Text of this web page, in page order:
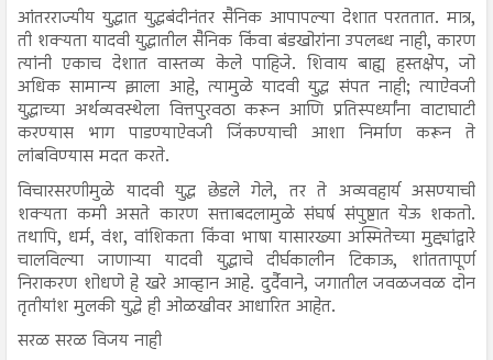
आंतरराज्यीय युद्धात युद्धबंदीनंतर सैनिक आपापल्या देशात परततात. मात्र,
ती शक्यता यादवी युद्धातील सैनिक किंवा बंडखोरांना उपलब्ध नाही, कारण
त्यांनी एकाच देशात वास्तव्य केले पाहिजे. शिवाय बाह्य हस्तक्षेप, जो
अधिक सामान्य झाला आहे, त्यामुळे यादवी युद्ध संपत नाही; त्याऐवजी
युद्धाच्या अर्थव्यवस्थेला वित्तपुरवठा करून आणि प्रतिस्पर्ध्यांना वाटाघाटी
करण्यास भाग पाडण्याऐवजी जिंकण्याची आशा निर्माण करून ते
लांबविण्यास मदत करते.
विचारसरणीमुळे यादवी युद्ध छेडले गेले, तर ते अव्यवहार्य असण्याची
शक्यता कमी असते कारण सत्ताबदलामुळे संघर्ष संपुष्टात येऊ शकतो.
तथापि, धर्म, वंश, वांशिकता किंवा भाषा यासारख्या अस्मितेच्या मुद्द्यांद्वारे
चालविल्या जाणाऱ्या यादवी युद्धाचे दीर्घकालीन टिकाऊ, शांततापूर्ण
निराकरण शोधणे हे खरे आव्हान आहे. दुर्दैवाने, जगातील जवळजवळ दोन
तृतीयांश मुलकी युद्धे ही ओळखीवर आधारित आहेत.
सरळ सरळ विजय नाही